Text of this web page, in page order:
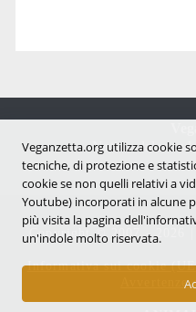
Notizie dal
Copyright © 2007 - 2026 |
Informativa sui cookie
Avvertenze
Veganzetta.org utilizza cookie
tecniche, di protezione e
cookie se non quelli relativi a
Youtube) incorporati in alcune
più visita la pagina
un'indole molto riservata.